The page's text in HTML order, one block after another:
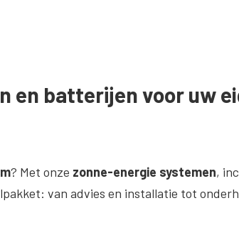
en batterijen voor uw
? Met onze zonne-energie systemen,
van advies en installatie tot